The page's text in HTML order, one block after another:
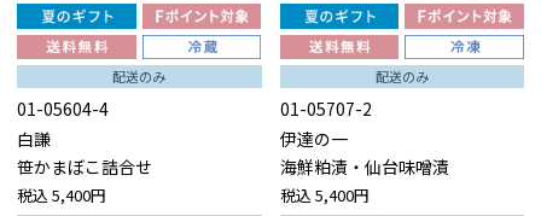
配送のみ
01-05604-4
白謙
笹かまぼこ詰合せ
税込 5,400円
配送のみ
01-05707-2
伊達の一
海鮮粕漬・仙台味噌漬
税込 5,400円